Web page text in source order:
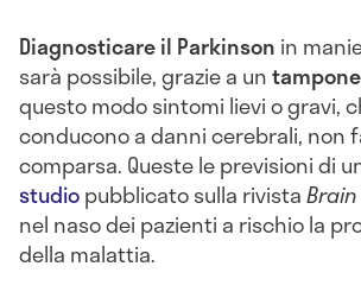
Diagnosticare il Parkinson in
sarà possibile, grazie a untampone
questo modo sintomi lievi o gravi,
conducono a danni cerebrali, non
comparsa. Queste le previsioni di
studiopubblicato sulla rivistaBrain
nel naso dei pazienti a rischio la
della malattia.